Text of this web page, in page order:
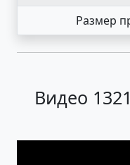
Размер
Видео